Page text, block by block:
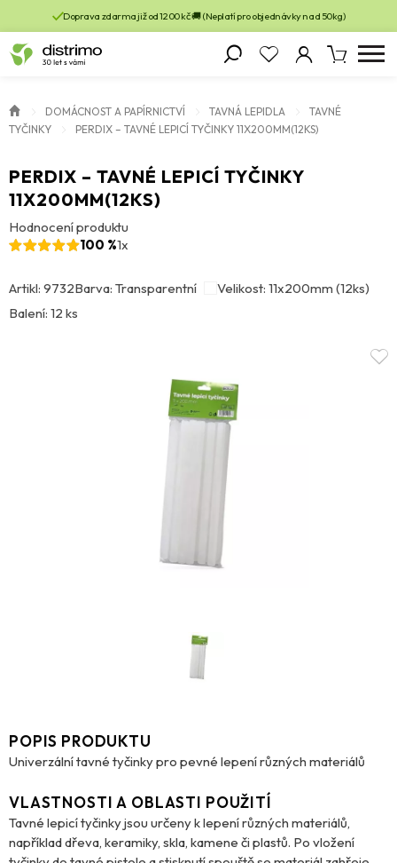
Doprava zdarma již od 1200 kč 🚚 (Neplatí pro objednávky nad 50kg)
DOMÁCNOST A PAPÍRNICTVÍ TAVNÁ LEPIDLA
TAVNÉ
TYČINKY
PERDIX – TAVNÉ LEPICÍ TYČINKY 11X200MM(12KS)
PERDIX – TAVNÉ LEPICÍ TYČINKY
11X200MM(12KS)
Hodnocení produktu
100 %1x
Artikl: 9732Barva: Transparentní
Velikost: 11x200mm (12ks)
Balení: 12 ks
POPIS PRODUKTU
Univerzální tavné tyčinky pro pevné lepení různých materiálů
VLASTNOSTI A OBLASTI POUŽITÍ
Tavné lepicí tyčinky jsou určeny k lepení různých materiálů,
například dřeva, keramiky, skla, kamene či plastů. Po vložení